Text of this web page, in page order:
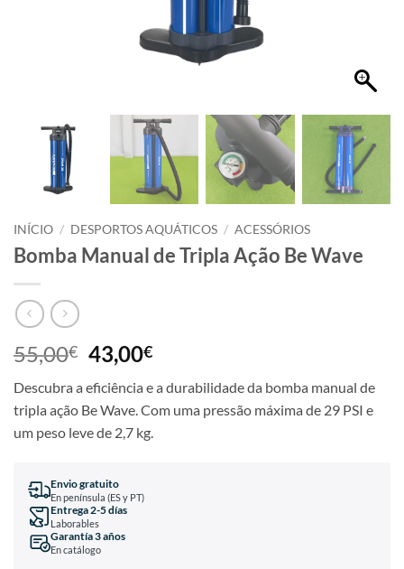
INÍCIO / DESPORTOS AQUÁTICOS / ACESSÓRIOS
Bomba Manual de Tripla Ação Be Wave
55,00€ 43,00€
Descubra a eficiência e a durabilidade da bomba manual de
tripla ação Be Wave. Com uma pressão máxima de 29 PSI e
um peso leve de 2,7 kg.
Envio gratuito
En península (ES y PT)
Entrega 2-5 días
Laborables
Garantía 3 años
En catálogo